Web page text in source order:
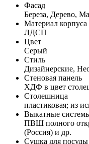
Фасад
Береза, Дерево,
Материал корпуса
ЛДСП
Цвет
Серый
Стиль
Дизайнерские,
Стеновая панель
ХДФ в цвет
Столешница
пластиковая; из
Выкатные
ПВШ полного
(Россия) и др.
Сушка для посуды